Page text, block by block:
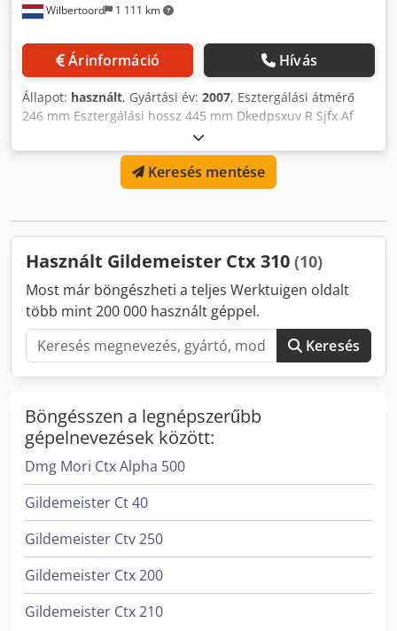
Wilbertoord 1 111 km
Árinformáció Hívás
Állapot: használt, Gyártási év: 2007, Esztergálási átmérő
246 mm Esztergálási hossz 445 mm Dkedpsxuv R Sjfx Af
Ssr Fanuc 32 vezérlés Gép súlya kb. 4250 kg
Keresés mentése
Használt Gildemeister Ctx 310 (10)
Most már böngészheti a teljes Werktuigen oldalt
több mint 200 000 használt géppel.
Keresés
Böngésszen a legnépszerűbb
gépelnevezések között:
Dmg Mori Ctx Alpha 500
Gildemeister Ct 40
Gildemeister Ctv 250
Gildemeister Ctx 200
Gildemeister Ctx 210